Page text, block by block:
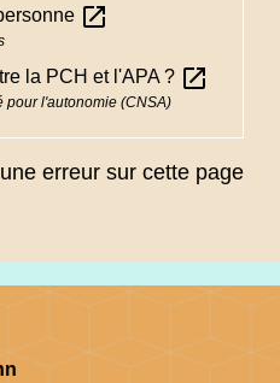
open_in_new
la PCH et l'APA ? open_in_new
pour l'autonomie (CNSA)
erreur sur cette page